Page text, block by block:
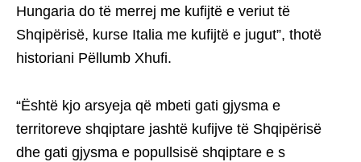
Hungaria do të merrej me kufijtë e veriut të
Shqipërisë, kurse Italia me kufijtë e jugut”, thotë
historiani Pëllumb Xhufi.
“Është kjo arsyeja që mbeti gati gjysma e
territoreve shqiptare jashtë kufijve të Shqipërisë
dhe gati gjysma e popullsisë shqiptare e s